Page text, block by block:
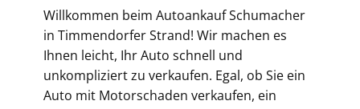
Willkommen beim Autoankauf Schumacher
in Timmendorfer Strand! Wir machen es
Ihnen leicht, Ihr Auto schnell und
unkompliziert zu verkaufen. Egal, ob Sie ein
Auto mit Motorschaden verkaufen, ein